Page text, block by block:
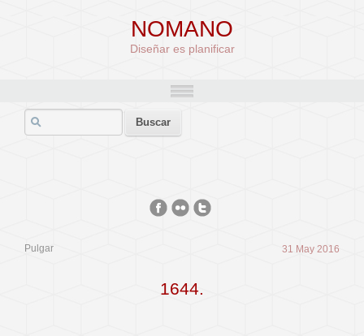
NOMANO
Diseñar es planificar
Pulgar 31 May 2016
1644.